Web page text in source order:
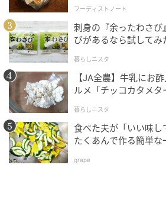
フーディストノート
刺身の『余ったわさ
びがあるなら試して
暮らしニスタ
【JA全農】牛乳にお
ルメ「チッコカタメタ
暮らしニスタ
食べた夫が「いい味
たくあんで作る簡単な
grape